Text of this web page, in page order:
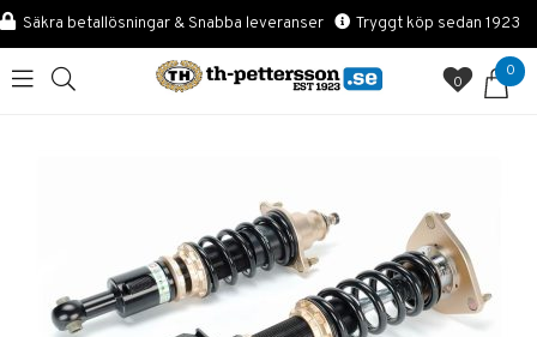
Säkra betallösningar & Snabba leveranser Tryggt köp sedan 1923
0
0